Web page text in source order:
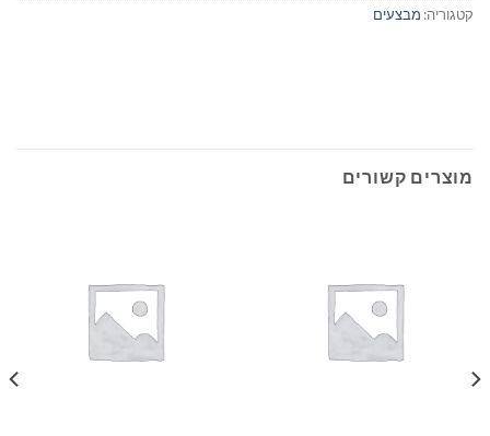
קטגוריה:מבצעים
מוצרים קשורים